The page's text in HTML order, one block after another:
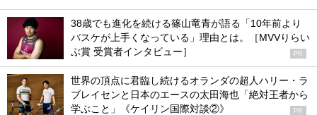
38歳でも進化を続ける篠山竜青が語る「10年前より
バスケが上手くなっている」理由とは。［MVVりらい
ぶ賞 受賞者インタビュー］
PR
世界の頂点に君臨し続けるオランダの超人ハリー・ラ
ブレイセンと日本のエースの太田海也「絶対王者から
学ぶこと」《ケイリン国際対談②》
PR